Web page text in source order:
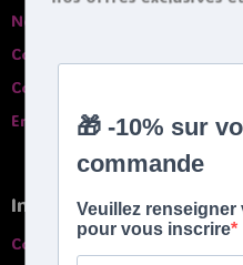
Nos garanties
Contactez-nous
Comparatif des bouillottes
English spoken
Infos pratiques
Conditions générales de